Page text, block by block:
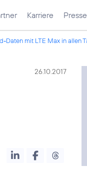
Karriere Presse
Daten mit LTE Max in allen
26.10.2017